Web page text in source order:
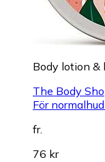
Body lotion &
The Body
För
fr.
76 kr